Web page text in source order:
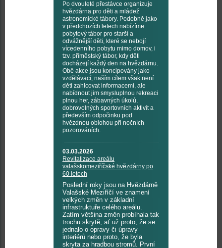
Po dvouleté přestávce organizuje
hvězdárna pro děti a mládež
astronomické tábory. Podobně jako
v předchozích letech nabízíme
pobytový tábor pro starší a
odvážnější děti, které se nebojí
vícedenního pobytu mimo domov, i
tzv. příměstský tábor, kdy děti
docházejí každý den na hvězdárnu.
Obě akce jsou koncipovány jako
vzdělávací, naším cílem však není
děti zahlcovat informacemi, ale
nabídnout jim smysluplnou rekreaci
plnou her, zábavných úkolů,
dobrovolných sportovních aktivit a
především odpočinku pod
hvězdnou oblohou při nočních
pozorováních.
03.03.2026
Revitalizace areálu
valašskomeziříčské hvězdárny po
60 letech
Poslední roky jsou na Hvězdárně
Valašské Meziříčí ve znamení
velkých změn v základní
infrastruktuře celého areálu.
Zatím většina změn probíhala tak
trochu skrytě, ať už proto, že se
jednalo o opravy či úpravy
interiérů nebo proto, že byla
skryta za hradbou stromů. První